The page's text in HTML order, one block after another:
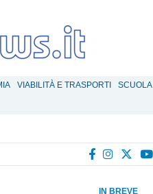
VIABILITÀ E TRASPORTI SCUOLA
IN BREVE